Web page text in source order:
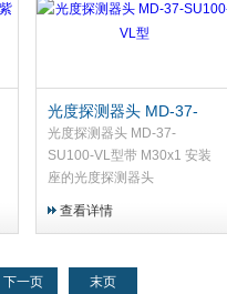
光度探测器头 MD-37-
SU100-VL型
光度探测器头 MD-37-
SU100-VL型带 M30x1 安装
座的光度探测器头
查看详情
下一页 末页